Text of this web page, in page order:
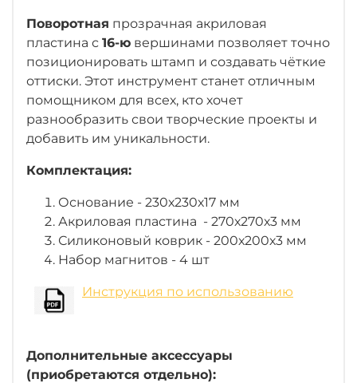
Поворотная прозрачная акриловая
пластина с 16-ю вершинами позволяет точно
позиционировать штамп и создавать чёткие
оттиски. Этот инструмент станет отличным
помощником для всех, кто хочет
разнообразить свои творческие проекты и
добавить им уникальности.
Комплектация:
Основание - 230х230х17 мм
Акриловая пластина - 270х270х3 мм
Силиконовый коврик - 200х200х3 мм
Набор магнитов - 4 шт
Инструкция по использованию
Дополнительные аксессуары
(приобретаются отдельно):